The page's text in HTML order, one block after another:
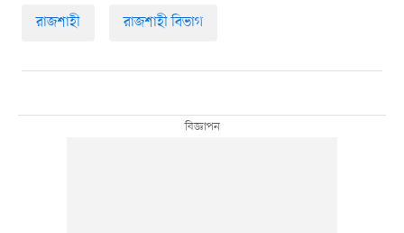
রাজশাহী রাজশাহী বিভাগ